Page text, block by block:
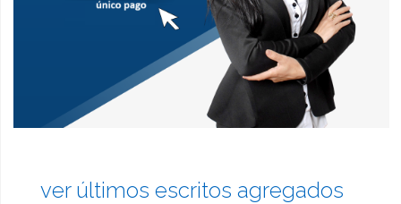
ver últimos escritos agregados